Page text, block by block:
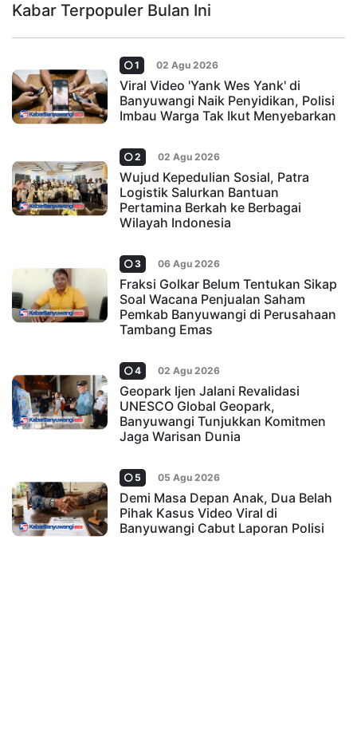
Kabar Terpopuler Bulan Ini
1 02 Agu 2026
Viral Video 'Yank Wes Yank' di
Banyuwangi Naik Penyidikan, Polisi
Imbau Warga Tak Ikut Menyebarkan
2 02 Agu 2026
Wujud Kepedulian Sosial, Patra
Logistik Salurkan Bantuan
Pertamina Berkah ke Berbagai
Wilayah Indonesia
3 06 Agu 2026
Fraksi Golkar Belum Tentukan Sikap
Soal Wacana Penjualan Saham
Pemkab Banyuwangi di Perusahaan
Tambang Emas
4 02 Agu 2026
Geopark Ijen Jalani Revalidasi
UNESCO Global Geopark,
Banyuwangi Tunjukkan Komitmen
Jaga Warisan Dunia
5 05 Agu 2026
Demi Masa Depan Anak, Dua Belah
Pihak Kasus Video Viral di
Banyuwangi Cabut Laporan Polisi